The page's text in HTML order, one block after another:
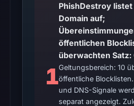
external
blocklist
matches
were
recorded
in
the
1
PhishDestroy listet
Domain auf;
öffentlichen
überwachten Satz:
Geltungsbereich: 10
öffentliche
und DNS-Signale
separat angezeigt.